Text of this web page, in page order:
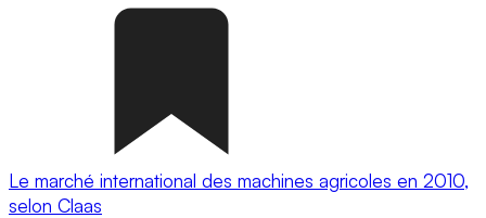
Le marché international des machines agricoles en 2010,
selon Claas